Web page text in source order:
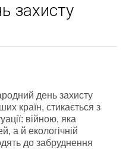
захисту
день захисту
країн, стикається з
війною, яка
а й екологічній
до забруднення